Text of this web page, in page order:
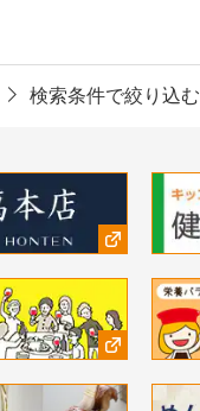
検索条件で絞り込む